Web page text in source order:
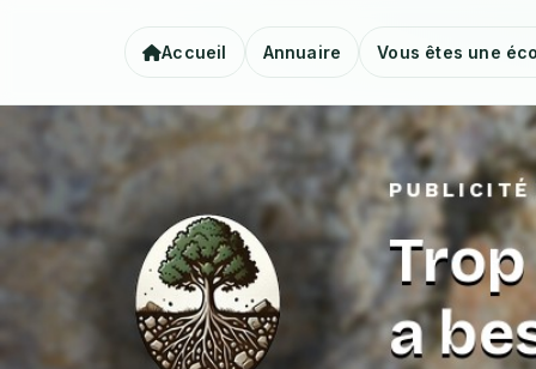
Accueil Annuaire Vous êtes une